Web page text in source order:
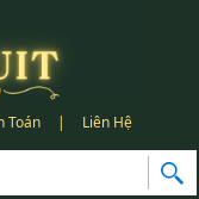
Toán | Liên Hệ